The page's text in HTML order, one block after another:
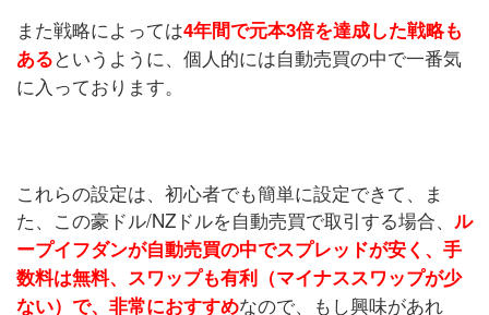
また戦略によっては4年間で元本3倍を達成した戦略も
あるというように、個人的には自動売買の中で一番気
に入っております。
これらの設定は、初心者でも簡単に設定できて、ま
た、この豪ドル/NZドルを自動売買で取引する場合、 ル
ープイフダンが自動売買の中でスプレッドが安く、手
数料は無料、スワップも有利（マイナススワップが少
ない）で、非常におすすめなので、もし興味があれ